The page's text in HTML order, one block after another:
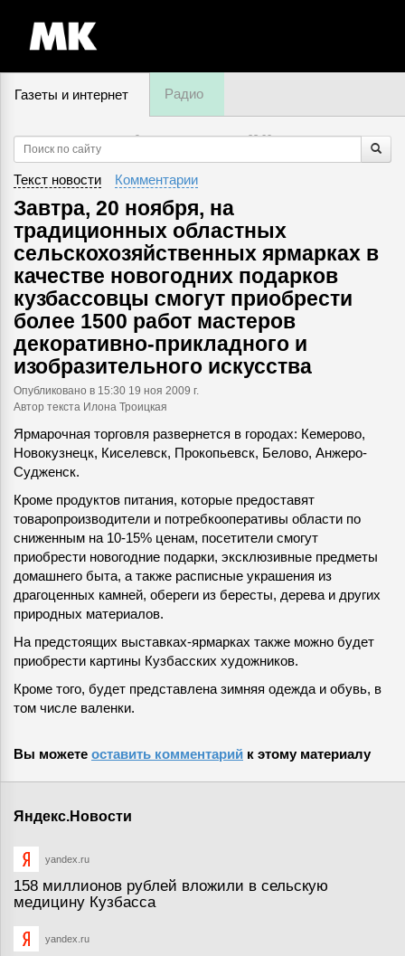
Газеты и интернет Радио
9 августа, воскресенье,23:00
Текст новости Комментарии
Завтра, 20 ноября, на
традиционных областных
сельскохозяйственных ярмарках в
качестве новогодних подарков
кузбассовцы смогут приобрести
более 1500 работ мастеров
декоративно-прикладного и
изобразительного искусства
Опубликовано в 15:30 19 ноя 2009 г.
Автор текста Илона Троицкая
Ярмарочная торговля развернется в городах: Кемерово,
Новокузнецк, Киселевск, Прокопьевск, Белово, Анжеро-
Судженск.
Кроме продуктов питания, которые предоставят
товаропроизводители и потребкооперативы области по
сниженным на 10-15% ценам, посетители смогут
приобрести новогодние подарки, эксклюзивные предметы
домашнего быта, а также расписные украшения из
драгоценных камней, обереги из бересты, дерева и других
природных материалов.
На предстоящих выставках-ярмарках также можно будет
приобрести картины Кузбасских художников.
Кроме того, будет представлена зимняя одежда и обувь, в
том числе валенки.
Вы можете оставить комментарий к этому материалу
Яндекс.Новости
yandex.ru
158 миллионов рублей вложили в сельскую
медицину Кузбасса
yandex.ru